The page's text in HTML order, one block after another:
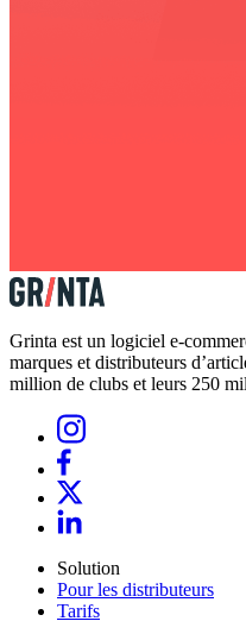
Grinta est un logiciel e-
marques et distributeurs
million de clubs et leurs 250
Solution
Pour les distributeurs
Tarifs